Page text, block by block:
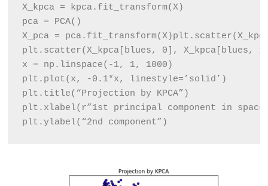
X_kpca = kpca.fit_transform(X)
pca = PCA()
X_pca = pca.fit_transform(X)
plt.scatter(X_kpca[blues, 0], X_kpca[blues,
x = np.linspace(-1, 1, 1000)
plt.plot(x, -0.1*x, linestyle=’solid’)
plt.title(“Projection by KPCA”)
plt.xlabel(r”1st principal component in space
plt.ylabel(“2nd component”)